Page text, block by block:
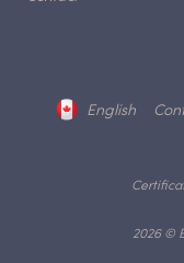
2026 ©
English